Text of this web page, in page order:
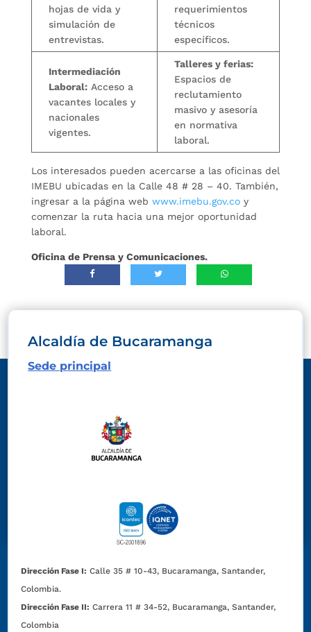
hojas de vida y
simulación de
entrevistas.
requerimientos
técnicos
específicos.
Intermediación
Laboral:Acceso a
vacantes locales y
nacionales
vigentes.
Talleres y ferias:
Espacios de
reclutamiento
masivo y asesoría
en normativa
laboral.
Los interesados pueden acercarse a las oficinas del
IMEBU ubicadas en la Calle 48 # 28 – 40. También,
ingresar a la página web www.imebu.gov.coy
comenzar la ruta hacia una mejor oportunidad
laboral.
Oficina de Prensa y Comunicaciones.
Alcaldía de Bucaramanga
Sede principal
Dirección Fase I: Calle 35 # 10-43, Bucaramanga, Santander,
Colombia.
Dirección Fase II: Carrera 11 # 34-52, Bucaramanga, Santander,
Colombia